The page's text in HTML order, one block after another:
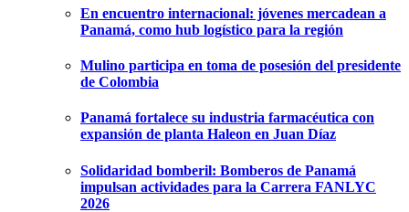
En encuentro internacional: jóvenes mercadean a
Panamá, como hub logístico para la región
Mulino participa en toma de posesión del presidente
de Colombia
Panamá fortalece su industria farmacéutica con
expansión de planta Haleon en Juan Díaz
Solidaridad bomberil: Bomberos de Panamá
impulsan actividades para la Carrera FANLYC
2026